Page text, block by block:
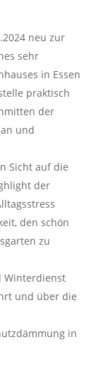
neu zur
sehr
in Essen
praktisch
der
und
Sicht auf die
der
den schön
zu
Winterdienst
und über die
in